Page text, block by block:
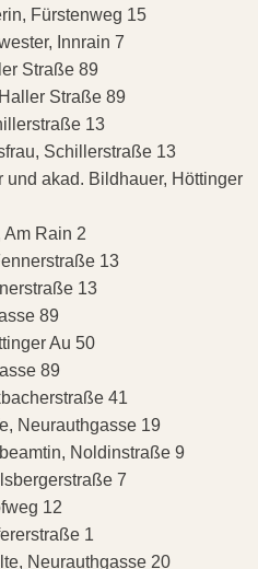
Fürstenweg 15
Innrain 7
Straße 89
Straße 89
13
Schillerstraße 13
und akad. Bildhauer, Höttinger
Rain 2
13
13
89
Au 50
89
41
Neurauthgasse 19
Noldinstraße 9
7
12
1
Neurauthgasse 20